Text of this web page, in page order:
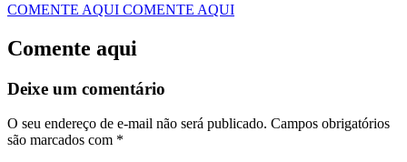
COMENTE AQUI COMENTE AQUI
Comente aqui
Deixe um comentário
O seu endereço de e-mail não será publicado. Campos obrigatórios
são marcados com *